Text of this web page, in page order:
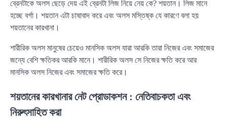
ব্রেনটাকে অলস ছেড়ে দেয় এই ব্রেনটা লিজ নিয়ে নেয় কে? শয়তান। লিজ মানে
হচ্ছে বর্গা। শয়তান এটা চাষাবাদ করে এবং অলস মস্তিষ্ক যে কারণে বলা হয়
শয়তানের কারখানা।
শারীরিক অলস মানুষের চেয়েও মানসিক অলস যারা আরকি তারা নিজের এবং সমাজের
জন্যে বেশি ক্ষতিকর আরকি মানে। শারীরিক অলস সে নিজের ক্ষতি করে আর
মানসিক অলস নিজের এবং সমাজের ক্ষতি করে।
শয়তানের কারখানার নেট প্রোডাকশন : নেতিবাচকতা এবং
নিরুৎসাহিত করা